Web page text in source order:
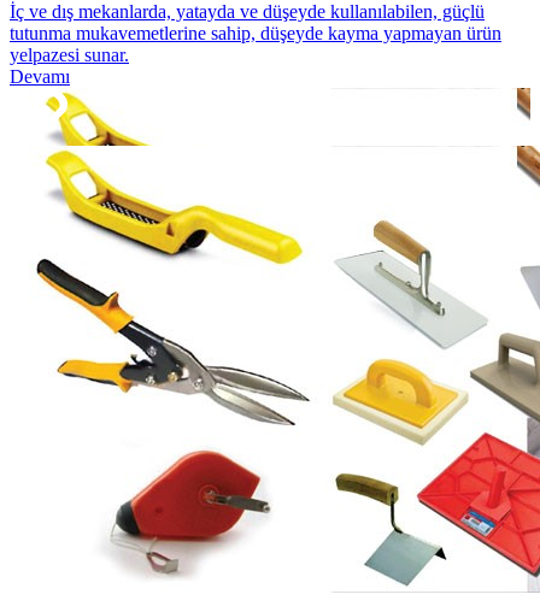
İç ve dış mekanlarda, yatayda ve düşeyde kullanılabilen, güçlü
tutunma mukavemetlerine sahip, düşeyde kayma yapmayan ürün
yelpazesi sunar.
Devamı